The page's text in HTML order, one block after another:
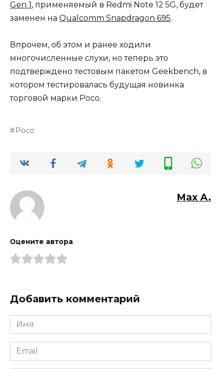
Gen 1 , применяемый в Redmi Note 12 5G, будет
заменен на Qualcomm Snapdragon 695.
Впрочем, об этом и ранее ходили
многочисленные слухи, но теперь это
подтверждено тестовым пакетом Geekbench, в
котором тестировалась будущая новинка
торговой марки Poco.
Poco
Max A.
Оцените автора
Добавить комментарий
Имя
*
Email
*